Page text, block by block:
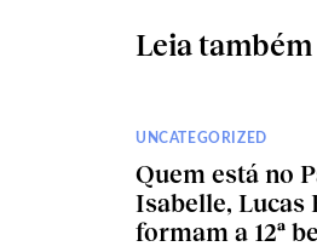
Leia também
UNCATEGORIZED
Quem está no
Isabelle, Lucas
formam a 12ª